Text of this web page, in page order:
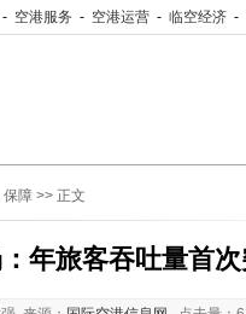
- 空港服务 - 空港运营 - 临空经济 -
保障 >> 正文
年旅客吞吐量首